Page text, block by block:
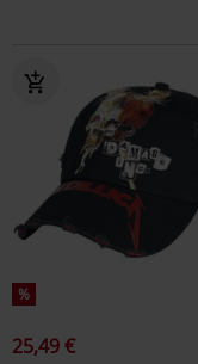
%
25,49 €